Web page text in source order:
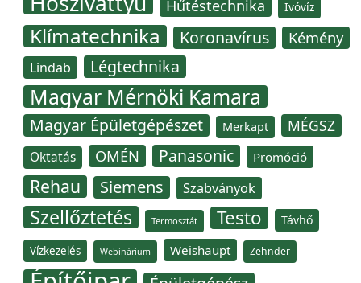
Hűtéstechnika Ivóvíz
Klímatechnika Koronavírus Kémény
Lindab Légtechnika
Magyar Mérnöki Kamara
Magyar Épületgépészet Merkapt MÉGSZ
Oktatás OMÉN Panasonic Promóció
Rehau Siemens Szabványok
Szellőztetés Termosztát Testo Távhő
Vízkezelés Webinárium Weishaupt Zehnder